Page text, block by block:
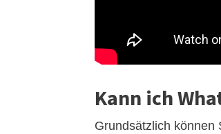
Kann ich
Grundsätzlich können